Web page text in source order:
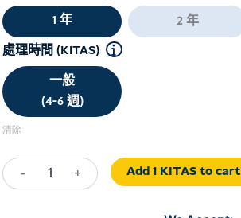
1 年
2 年
處理時間 (KITAS)
一般
(4-6 週)
清除
-
Investor
+ Add 1 KITAS to cart